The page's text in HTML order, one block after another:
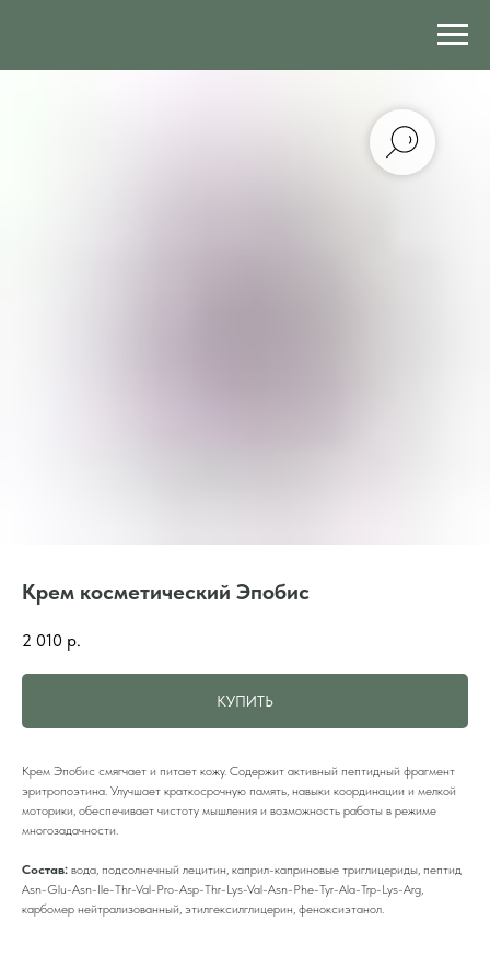
Крем косметический Эпобис
2 010 р.
КУПИТЬ
Крем Эпобис смягчает и питает кожу. Содержит активный пептидный фрагмент
эритропоэтина. Улучшает краткосрочную память, навыки координации и мелкой
моторики, обеспечивает чистоту мышления и возможность работы в режиме
многозадачности.
Состав: вода, подсолнечный лецитин, каприл-каприновые триглицериды, пептид
Asn-Glu-Asn-Ile-Thr-Val-Pro-Asp-Thr-Lys-Val-Asn-Phe-Tyr-Ala-Trp-Lys-Arg,
карбомер нейтрализованный, этилгексилглицерин, феноксиэтанол.